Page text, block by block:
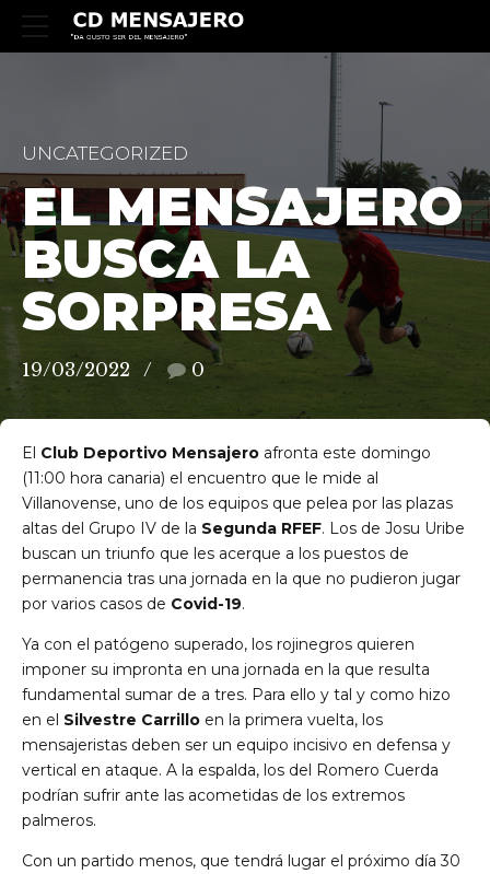
UNCATEGORIZED
EL MENSAJERO
BUSCA LA
SORPRESA
19/03/2022 0
El Club Deportivo Mensajero afronta este domingo
(11:00 hora canaria) el encuentro que le mide al
Villanovense, uno de los equipos que pelea por las plazas
altas del Grupo IV de la Segunda RFEF. Los de Josu Uribe
buscan un triunfo que les acerque a los puestos de
permanencia tras una jornada en la que no pudieron jugar
por varios casos de Covid-19.
Ya con el patógeno superado, los rojinegros quieren
imponer su impronta en una jornada en la que resulta
fundamental sumar de a tres. Para ello y tal y como hizo
en el Silvestre Carrillo en la primera vuelta, los
mensajeristas deben ser un equipo incisivo en defensa y
vertical en ataque. A la espalda, los del Romero Cuerda
podrían sufrir ante las acometidas de los extremos
palmeros.
Con un partido menos, que tendrá lugar el próximo día 30